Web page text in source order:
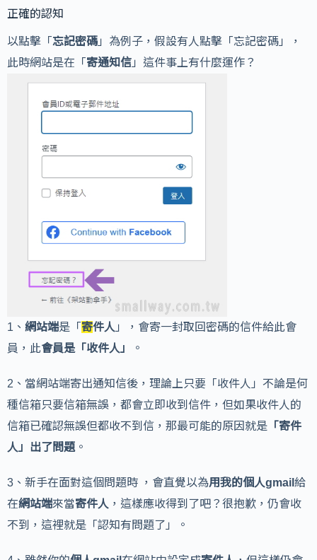
正確的認知
以點擊「 忘記密碼 」為例子，假設有人點擊「忘記密碼」，
此時網站是在「 寄通知信 」這件事上有什麼運作？
1、 網站端是「 寄件人 」，會寄一封取回密碼的信件給此會
員，此會員是「收件人」 。
2、當網站端寄出通知信後，理論上只要「收件人」不論是何
種信箱只要信箱無誤，都會立即收到信件，但如果收件人的
信箱已確認無誤但都收不到信，那最可能的原因就是 「寄件
人」出了問題 。
3、新手在面對這個問題時 ，會直覺以為用我的個人gmail 給
在網站端來當寄件人 ，這樣應收得到了吧？很抱歉，仍會收
不到，這裡就是「認知有問題了」。